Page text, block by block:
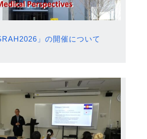
」の開催について